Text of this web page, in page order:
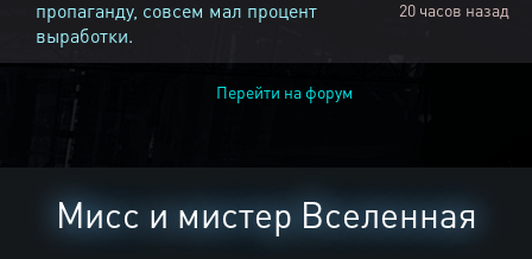
пропаганду, совсем мал процент
выработки.
20 часов назад
Перейти на форум
Мисс и мистер Вселенная